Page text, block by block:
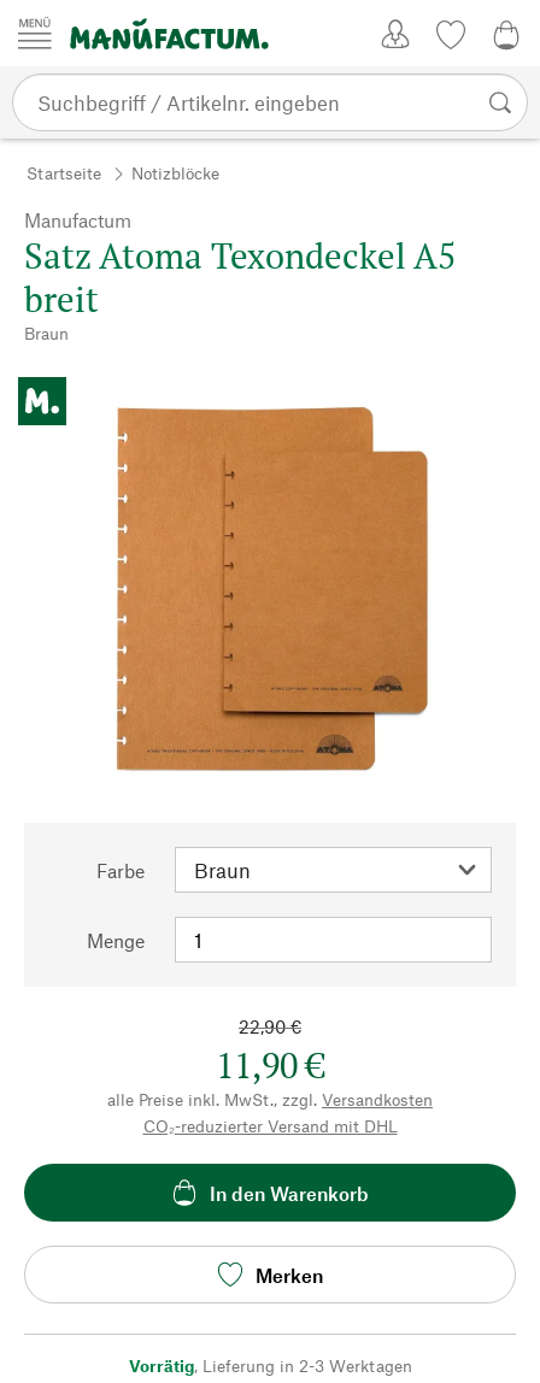
Zum Inhalt springen
Startseite Notizblöcke
Manufactum
Satz Atoma Texondeckel A5
breit
Braun
Farbe
Menge
22,90 €
11,90 €
alle Preise inkl. MwSt., zzgl. Versandkosten
CO₂-reduzierter Versand mit DHL
In den Warenkorb
Merken
Vorrätig, Lieferung in 2-3 Werktagen